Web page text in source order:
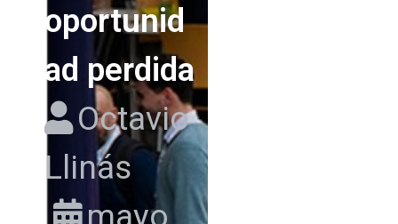
oportunid
ad perdida
Octavio
Llinás